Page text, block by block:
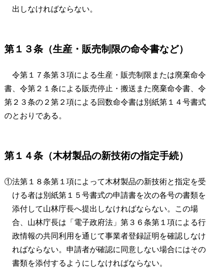
出しなければならない。
第１３条（生産・販売制限の命令書など）
令第１７条第３項による生産・販売制限または廃棄命令
書、令第２１条による販売停止・搬送また廃棄命令書、令
第２３条の２第２項による回数命令書は別紙第１４号書式
のとおりである。
第１４条（木材製品の新技術の指定手続）
①法第１８条第１項によって木材製品の新技術と指定を受
ける者は別紙第１５号書式の申請書を次の各号の書類を
添付して山林庁長へ提出しなければならない。この場
合、山林庁長は「電子政府法」第３６条第１項による行
政情報の共同利用を通じて事業者登録証明を確認しなけ
ればならない。申請者が確認に同意しない場合にはその
書類を添付するようにしなければならない。